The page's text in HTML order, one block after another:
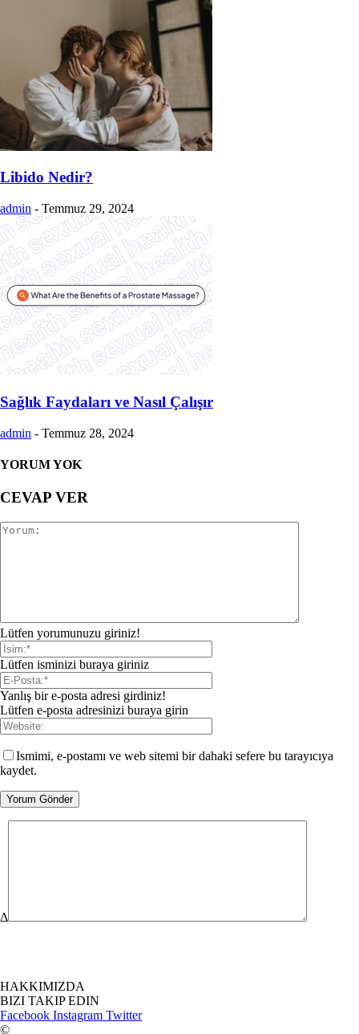
Libido Nedir?
admin - Temmuz 29, 2024
Sağlık Faydaları ve Nasıl Çalışır
admin - Temmuz 28, 2024
YORUM YOK
CEVAP VER
Lütfen yorumunuzu giriniz!
Lütfen isminizi buraya giriniz
Yanlış bir e-posta adresi girdiniz!
Lütfen e-posta adresinizi buraya girin
Ismimi, e-postamı ve web sitemi bir dahaki sefere bu tarayıcıya
kaydet.
Δ
HAKKIMIZDA
BIZI TAKIP EDIN
Facebook Instagram Twitter
©